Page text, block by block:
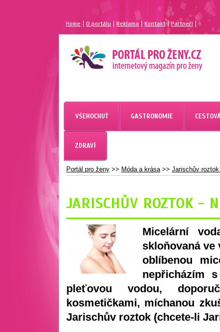
Home |O portálu Reklama Kontakt| Partneří
MAGAZÍN PRO ŽENY
PORTÁL PRO ŽENY.CZ
VŠEHOCHUŤ GASTRONOMIE
ZDRAVÍ
Portál pro ženy >> Móda a krása>> Jarischův
JARISCHŮV ROZTOK -
Micelární
skloňovaná ve
oblíbenou
nepřicházím
pleťovou vodou,
kosmetičkami, míchanou
Jarischův roztok (chcete-li